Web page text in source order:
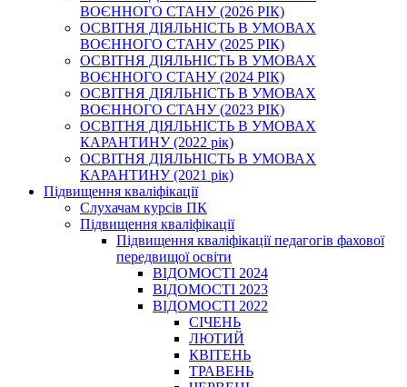
ВОЄННОГО СТАНУ (2026 РІК)
ОСВІТНЯ ДІЯЛЬНІСТЬ В УМОВАХ
ВОЄННОГО СТАНУ (2025 РІК)
ОСВІТНЯ ДІЯЛЬНІСТЬ В УМОВАХ
ВОЄННОГО СТАНУ (2024 РІК)
ОСВІТНЯ ДІЯЛЬНІСТЬ В УМОВАХ
ВОЄННОГО СТАНУ (2023 РІК)
ОСВІТНЯ ДІЯЛЬНІСТЬ В УМОВАХ
КАРАНТИНУ (2022 рік)
ОСВІТНЯ ДІЯЛЬНІСТЬ В УМОВАХ
КАРАНТИНУ (2021 рік)
Підвищення кваліфікації
Слухачам курсів ПК
Підвищення кваліфікації
Підвищення кваліфікації педагогів фахової
передвищої освіти
ВІДОМОСТІ 2024
ВІДОМОСТІ 2023
ВІДОМОСТІ 2022
СІЧЕНЬ
ЛЮТИЙ
КВІТЕНЬ
ТРАВЕНЬ